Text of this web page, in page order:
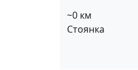
~0 км
Стоянка